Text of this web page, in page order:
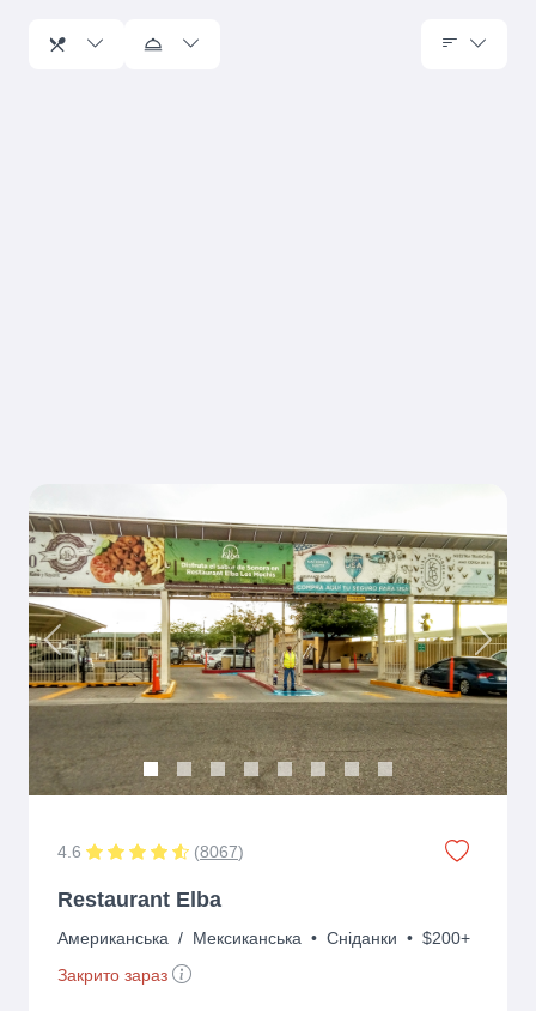
Previous Next
4.6 (8067)
Restaurant Elba
Американська / Мексиканська • Сніданки • $200+
Закрито зараз